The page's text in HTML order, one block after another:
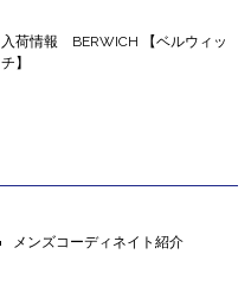
入荷情報 BERWICH 【ベルウィッ
チ】
メンズコーディネイト紹介